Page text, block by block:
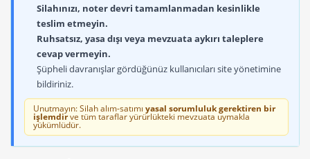
Silahınızı, noter devri tamamlanmadan kesinlikle
teslim etmeyin.
Ruhsatsız, yasa dışı veya mevzuata aykırı taleplere
cevap vermeyin.
Şüpheli davranışlar gördüğünüz kullanıcıları site yönetimine
bildiriniz.
Unutmayın: Silah alım-satımı yasal sorumluluk gerektiren bir
işlemdirve tüm taraflar yürürlükteki mevzuata uymakla
yükümlüdür.